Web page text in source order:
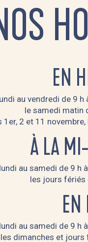
EN
au vendredi de 9 h
le samedi matin
1er, 2 et 11
À LA
au samedi de 9 h
les jours fériés
EN
au samedi de 9 h
les dimanches et jours